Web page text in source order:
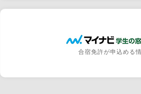
合宿免許が申込める